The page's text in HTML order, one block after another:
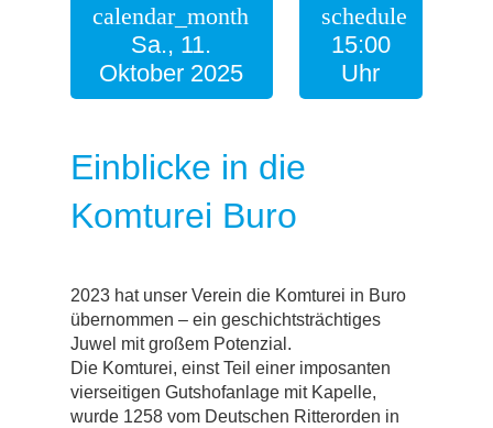
calendar_month
Sa., 11.
Oktober 2025
schedule
15:00
Uhr
Einblicke in die
Komturei Buro
2023 hat unser Verein die Komturei in Buro
übernommen – ein geschichtsträchtiges
Juwel mit großem Potenzial.
Die Komturei, einst Teil einer imposanten
vierseitigen Gutshofanlage mit Kapelle,
wurde 1258 vom Deutschen Ritterorden in